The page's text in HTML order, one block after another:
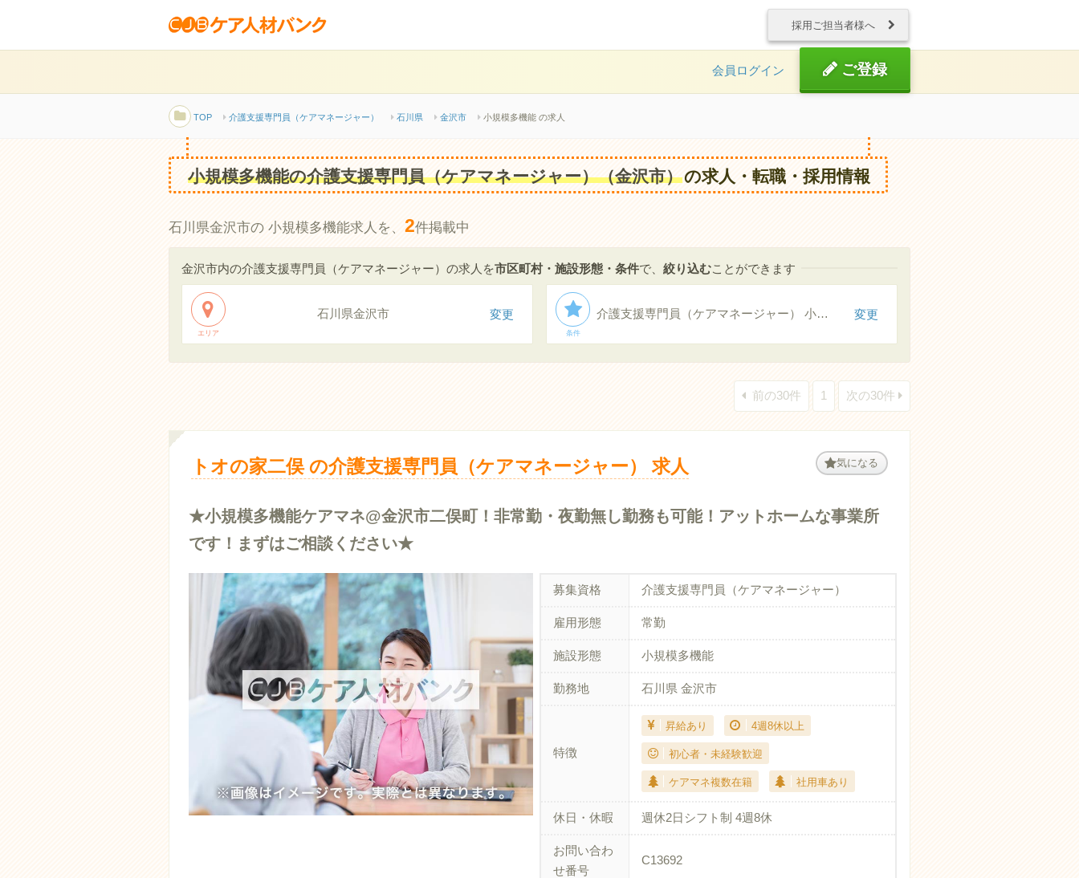
採用ご担当者様へ
会員ログイン ご登録
TOP 介護支援専門員（ケアマネージャー） 石川県 金沢市 小規模多機能 の求人
小規模多機能の介護支援専門員（ケアマネージャー）（金沢市）の求人・転職・採用情報
石川県金沢市の 小規模多機能求人を、 2件掲載中
金沢市内の介護支援専門員（ケアマネージャー）の求人を市区町村・施設形態・条件で、 絞り込むことができます
エリア
石川県金沢市 変更
条件
介護支援専門員（ケアマネージャー） 小規模多機能 変更
前の30件 1 次の30件
トオの家二俣 の介護支援専門員（ケアマネージャー） 求人 気になる
★小規模多機能ケアマネ@金沢市二俣町！非常勤・夜勤無し勤務も可能！アットホームな事業所
です！まずはご相談ください★
募集資格 介護支援専門員（ケアマネージャー）
雇用形態 常勤
施設形態 小規模多機能
勤務地 石川県 金沢市
特徴
昇給あり 4週8休以上
初心者・未経験歓迎
ケアマネ複数在籍 社用車あり
休日・休暇 週休2日シフト制 4週8休
お問い合わ
せ番号
C13692